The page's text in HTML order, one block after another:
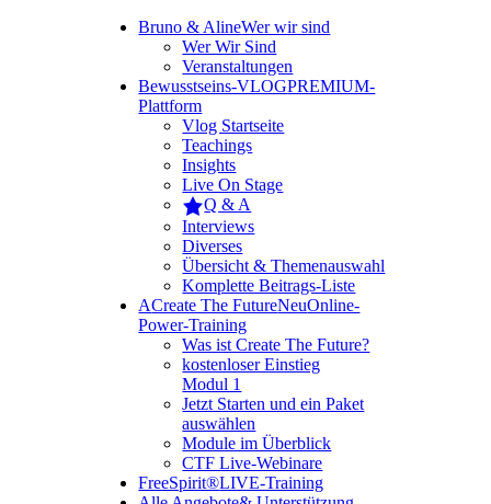
Bruno & AlineWer wir sind
Wer Wir Sind
Veranstaltungen
Bewusstseins-VLOGPREMIUM-
Plattform
Vlog Startseite
Teachings
Insights
Live On Stage
Q & A
Interviews
Diverses
Übersicht & Themenauswahl
Komplette Beitrags-Liste
ACreate The FutureNeuOnline-
Power-Training
Was ist Create The Future?
kostenloser Einstieg
Modul 1
Jetzt Starten und ein Paket
auswählen
Module im Überblick
CTF Live-Webinare
FreeSpirit®LIVE-Training